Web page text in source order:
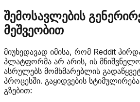
შემოსავლების
მეშვეობით
მიუხედავად იმისა, რომ Reddit
პლატფორმა არ არის, ის
ასრულებს მომხმარებლის
პროცესში. გაყიდვების
გზებით: